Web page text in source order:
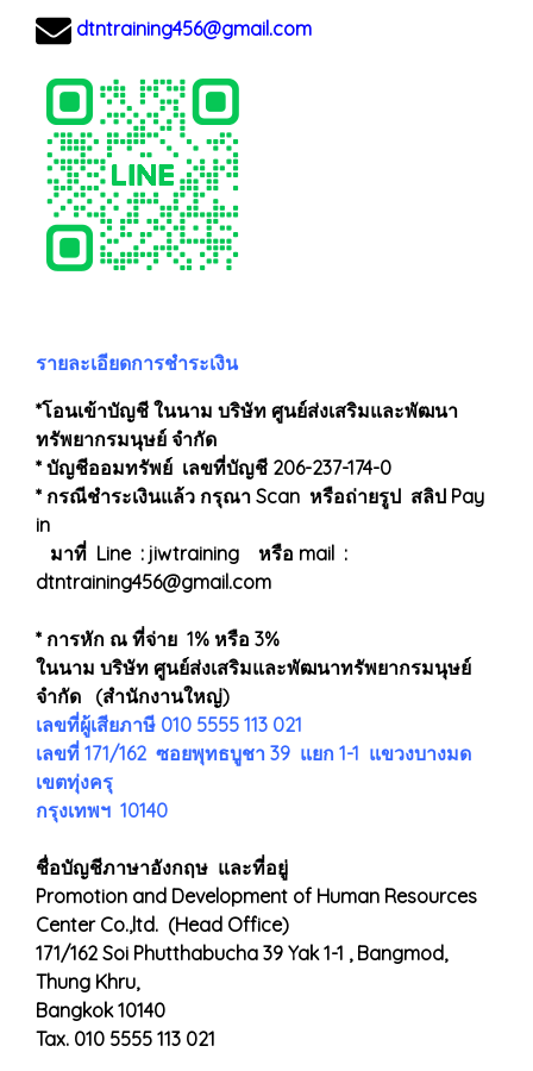
dtntraining456@gmail.com
รายละเอียดการชำระเงิน
*โอนเข้าบัญชี ในนาม บริษัท ศูนย์ส่งเสริมและพัฒนา
ทรัพยากรมนุษย์ จำกัด
* บัญชีออมทรัพย์ เลขที่บัญชี 206-237-174-0
* กรณีชำระเงินแล้ว กรุณา Scan หรือถ่ายรูป สลิป Pay
in
มาที่ Line : jiwtraining หรือ mail :
dtntraining456@gmail.com
* การหัก ณ ที่จ่าย 1% หรือ 3%
ในนาม บริษัท ศูนย์ส่งเสริมและพัฒนาทรัพยากรมนุษย์
จำกัด (สำนักงานใหญ่)
เลขที่ผู้เสียภาษี 010 5555 113 021
เลขที่ 171/162 ซอยพุทธบูชา 39 แยก 1-1 แขวงบางมด
เขตทุ่งครุ
กรุงเทพฯ 10140
ชื่อบัญชีภาษาอังกฤษ และที่อยู่
Promotion and Development of Human Resources
Center Co.,ltd. (Head Office)
171/162 Soi Phutthabucha 39 Yak 1-1 , Bangmod,
Thung Khru,
Bangkok 10140
Tax. 010 5555 113 021